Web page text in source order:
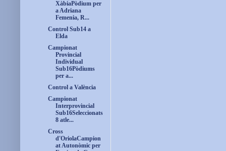
XàbiaPòdium per
a Adriana
Femenia, R...
Control Sub14 a
Elda
Campionat
Provincial
Individual
Sub16Pòdiums
per a...
Control a València
Campionat
Interprovincial
Sub16Seleccionats
8 atle...
Cross
d'OriolaCampion
at Autonòmic per